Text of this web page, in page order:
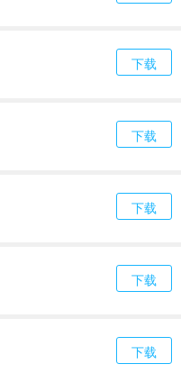
下载
下载
下载
下载
下载